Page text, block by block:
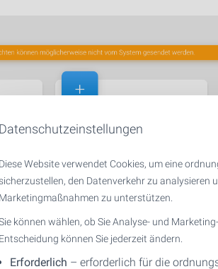
Datenschutzeinstellungen
Diese Website verwendet Cookies, um eine
den Datenverkehr zu analysieren
Marketingmaßnahmen zu unterstützen.
können wählen, ob Sie Analyse- und
Entscheidung können Sie jederzeit ändern.
Erforderlich – erforderlich für die